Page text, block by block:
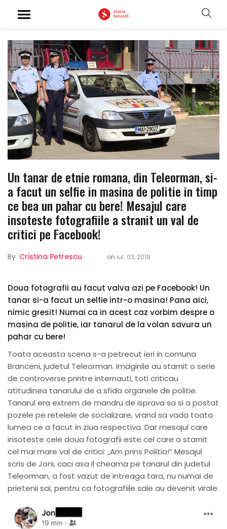
Un tanar de etnie romana, din Teleorman, si-
a facut un selfie in masina de politie in timp
ce bea un pahar cu bere! Mesajul care
insoteste fotografiile a stranit un val de
critici pe Facebook!
By Cristina Petrescu on iul. 03, 2018
Doua fotografii au facut valva azi pe Facebook! Un
tanar si-a facut un selfie intr-o masina! Pana aici,
nimic gresit! Numai ca in acest caz vorbim despre o
masina de politie, iar tanarul de la volan savura un
pahar cu bere!
Toata aceasta scena s-a petrecut ieri in comuna
Branceni, judetul Teleorman. Imaginile au starnit o serie
de controverse printre internauti, toti criticau
atitudinea tanarului de a sfida organele de politie.
Tanarul era extrem de mandru de isprava sa si a postat
pozele pe retelele de socializare, vrand sa vada toata
lumea ce a facut in ziua respectiva. Dar mesajul care
insoteste cele doua fotografii este cel care a starnit
cel mai mare val de critici: „Am prins Politia!” Mesajul
scris de Joni, caci asa il cheama pe tanarul din judetul
Teleorman, a fost vazut de intreaga tara, nu numai de
prietenii sai, pentru ca fotografiile sale au devenit virale.